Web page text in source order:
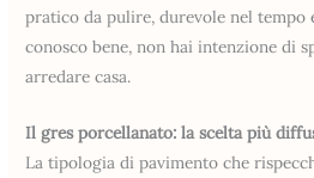
pratico da pulire, durevole nel tempo
conosco bene, non hai intenzione di
arredare casa.
Il gres porcellanato: la scelta più
La tipologia di pavimento che